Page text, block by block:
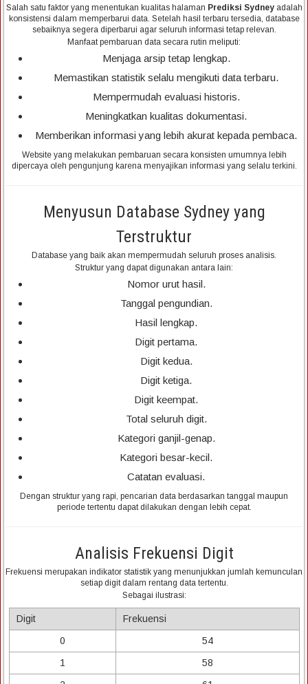
Salah satu faktor yang menentukan kualitas halaman Prediksi Sydneyadalah
konsistensi dalam memperbarui data. Setelah hasil terbaru tersedia, database
sebaiknya segera diperbarui agar seluruh informasi tetap relevan.
Manfaat pembaruan data secara rutin meliputi:
Menjaga arsip tetap lengkap.
Memastikan statistik selalu mengikuti data terbaru.
Mempermudah evaluasi historis.
Meningkatkan kualitas dokumentasi.
Memberikan informasi yang lebih akurat kepada pembaca.
Website yang melakukan pembaruan secara konsisten umumnya lebih
dipercaya oleh pengunjung karena menyajikan informasi yang selalu terkini.
Menyusun Database Sydney yang
Terstruktur
Database yang baik akan mempermudah seluruh proses analisis.
Struktur yang dapat digunakan antara lain:
Nomor urut hasil.
Tanggal pengundian.
Hasil lengkap.
Digit pertama.
Digit kedua.
Digit ketiga.
Digit keempat.
Total seluruh digit.
Kategori ganjil-genap.
Kategori besar-kecil.
Catatan evaluasi.
Dengan struktur yang rapi, pencarian data berdasarkan tanggal maupun
periode tertentu dapat dilakukan dengan lebih cepat.
Analisis Frekuensi Digit
Frekuensi merupakan indikator statistik yang menunjukkan jumlah kemunculan
setiap digit dalam rentang data tertentu.
Sebagai ilustrasi:
Digit
Frekuensi
0
54
1
58